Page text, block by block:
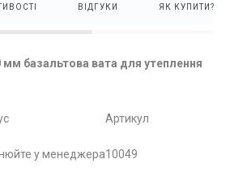
ВІДГУКИ ЯК КУПИТИ?
мм базальтова вата для утеплення
Артикул
у менеджера10049